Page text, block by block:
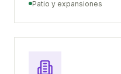
Patio y expansiones